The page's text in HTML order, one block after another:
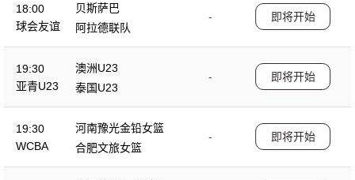
18:00
球会友谊
贝斯萨巴
-
阿拉德联队
即将开始
19:30
亚青U23
澳洲U23
-
泰国U23
即将开始
19:30
WCBA
河南豫光金铅女篮
-
合肥文旅女篮
即将开始